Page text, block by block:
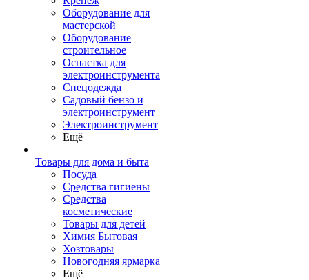
Оборудование для
мастерской
Оборудование
строительное
Оснастка для
электроинструмента
Спецодежда
Садовый бензо и
электроинструмент
Электроинструмент
Ещё
Товары для дома и быта
Посуда
Средства гигиены
Средства
косметические
Товары для детей
Химия Бытовая
Хозтовары
Новогодняя ярмарка
Ещё